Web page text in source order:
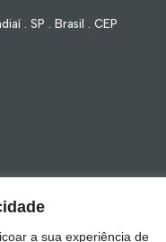
. SP . Brasil . CEP
a sua experiência de